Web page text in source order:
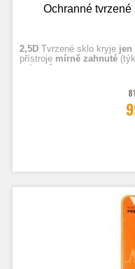
Ochranné
2,5D Tvrzené sklo kryje jen
přístroje mírně zahnuté
zahnutím.
Fotografie jsou ilustrační.